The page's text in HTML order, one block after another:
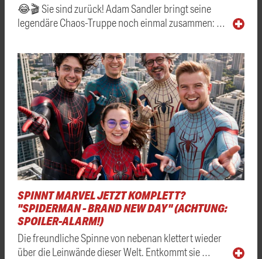
😂🎬 Sie sind zurück! Adam Sandler bringt seine
legendäre Chaos-Truppe noch einmal zusammen: …
SPINNT MARVEL JETZT KOMPLETT?
"SPIDERMAN - BRAND NEW DAY" (ACHTUNG:
SPOILER-ALARM!)
Die freundliche Spinne von nebenan klettert wieder
über die Leinwände dieser Welt. Entkommt sie …